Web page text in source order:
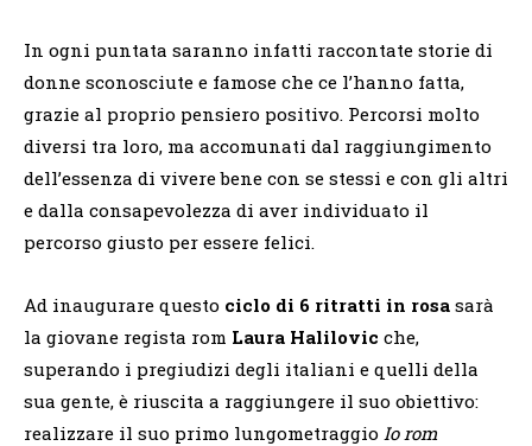
In ogni puntata saranno infatti raccontate storie di
donne sconosciute e famose che ce l’hanno fatta,
grazie al proprio pensiero positivo. Percorsi molto
diversi tra loro, ma accomunati dal raggiungimento
dell’essenza di vivere bene con se stessi e con gli altri
e dalla consapevolezza di aver individuato il
percorso giusto per essere felici.
Ad inaugurare questo ciclo di 6 ritratti in rosa sarà
la giovane regista rom Laura Halilovic che,
superando i pregiudizi degli italiani e quelli della
sua gente, è riuscita a raggiungere il suo obiettivo:
realizzare il suo primo lungometraggio Io rom